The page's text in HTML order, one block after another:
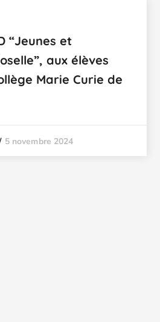
“Jeunes et
aux élèves
Marie Curie de
5 novembre 2024